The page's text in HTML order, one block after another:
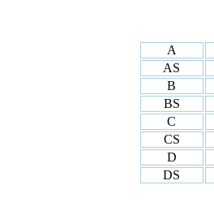
A
AS
B
BS
C
CS
D
DS